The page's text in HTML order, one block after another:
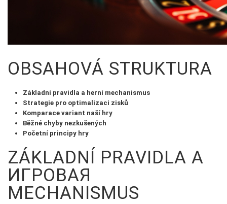
OBSAHOVÁ STRUKTURA
Základní pravidla a herní mechanismus
Strategie pro optimalizaci zisků
Komparace variant naší hry
Běžné chyby nezkušených
Početní principy hry
ZÁKLADNÍ PRAVIDLA A
ИГРОВАЯ
MECHANISMUS